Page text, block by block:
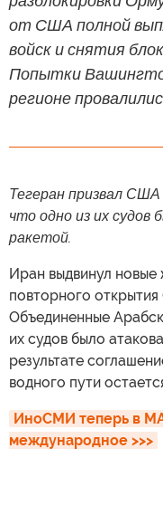
от США полной
войск и снятия
Попытки
регионе
Тегеран призвал США
что одно из их судов
ракетой.
Иран выдвинул новые
повторного
Объединенные
их судов было
результате
водного пути
ИноСМИ теперь в
международное >>>